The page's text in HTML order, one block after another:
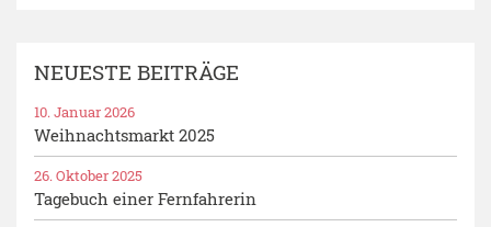
NEUESTE BEITRÄGE
Weihnachtsmarkt 2025
10. Januar 2026
Tagebuch einer Fernfahrerin
26. Oktober 2025